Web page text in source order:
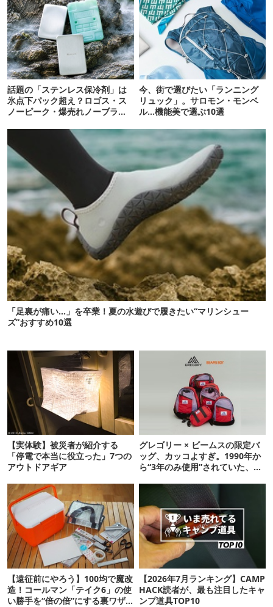
話題の「ステンレス保冷剤」は
氷点下パック超え？ロゴス・ス
ノーピーク・爆売れノーブラン
今、街で選びたい「ランニング
リュック」。サロモン・モンベ
ル…機能美で選ぶ10選
「足裏が痛い…」を卒業！夏の水遊びで履きたい“マリンシュー
ズ”おすすめ10選
【実体験】被災者が紹介する
「停電で本当に役立った」7つの
アウトドアギア
グレゴリー × ビームスの限定バ
ッグ、カッコよすぎ。1990年か
ら“3年のみ使用”されていた、紫
【遠征前にやろう】100均で魔改
造！コールマン「テイク6」の使
い勝手を“倍の倍”にする裏ワザ6
【2026年7月ランキング】CAMP
HACK読者が、最も注目したキャ
ンプ道具TOP10